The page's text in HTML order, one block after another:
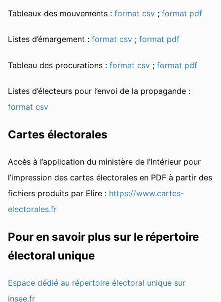
Tableaux des mouvements : format csv ; format pdf
Listes d’émargement : format csv ; format pdf
Tableau des procurations : format csv ; format pdf
Listes d’électeurs pour l’envoi de la propagande :
format csv
Cartes électorales
Accès à l’application du ministère de l’Intérieur pour
l’impression des cartes électorales en PDF à partir des
fichiers produits par Elire : https://www.cartes-
electorales.fr
Pour en savoir plus sur le répertoire
électoral unique
Espace dédié au répertoire électoral unique sur
insee.fr